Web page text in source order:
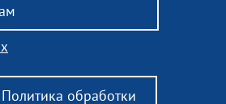
Политика обработки